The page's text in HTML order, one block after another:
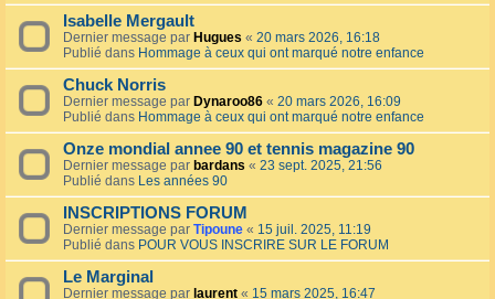
Isabelle Mergault
Dernier message par Hugues « 20 mars 2026, 16:18
Publié dans Hommage à ceux qui ont marqué notre enfance
Chuck Norris
Dernier message par Dynaroo86 « 20 mars 2026, 16:09
Publié dans Hommage à ceux qui ont marqué notre enfance
Onze mondial annee 90 et tennis magazine 90
Dernier message par bardans « 23 sept. 2025, 21:56
Publié dans Les années 90
INSCRIPTIONS FORUM
Dernier message par Tipoune « 15 juil. 2025, 11:19
Publié dans POUR VOUS INSCRIRE SUR LE FORUM
Le Marginal
Dernier message par laurent « 15 mars 2025, 16:47